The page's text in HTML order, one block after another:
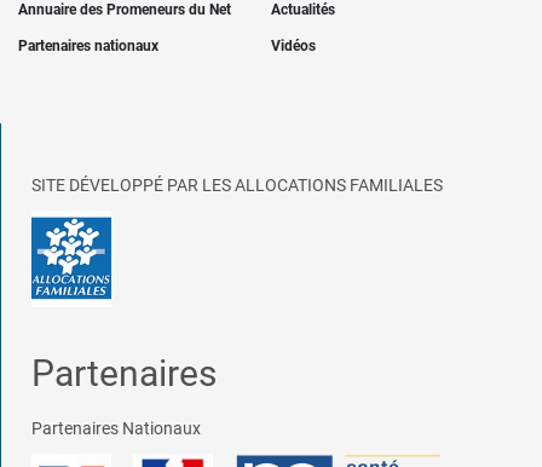
Annuaire des Promeneurs du Net Actualités
Partenaires nationaux Vidéos
SITE DÉVELOPPÉ PAR LES ALLOCATIONS FAMILIALES
Partenaires
Partenaires Nationaux